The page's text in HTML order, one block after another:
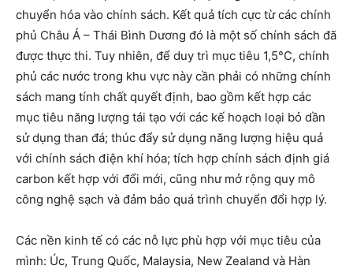
chuyển hóa vào chính sách. Kết quả tích cực từ các chính
phủ Châu Á – Thái Bình Dương đó là một số chính sách đã
được thực thi. Tuy nhiên, để duy trì mục tiêu 1,5°C, chính
phủ các nước trong khu vực này cần phải có những chính
sách mang tính chất quyết định, bao gồm kết hợp các
mục tiêu năng lượng tái tạo với các kế hoạch loại bỏ dần
sử dụng than đá; thúc đẩy sử dụng năng lượng hiệu quả
với chính sách điện khí hóa; tích hợp chính sách định giá
carbon kết hợp với đổi mới, cũng như mở rộng quy mô
công nghệ sạch và đảm bảo quá trình chuyển đổi hợp lý.
Các nền kinh tế có các nỗ lực phù hợp với mục tiêu của
mình: Úc, Trung Quốc, Malaysia, New Zealand và Hàn